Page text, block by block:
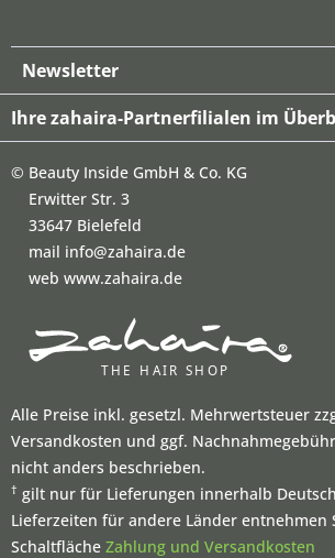
Newsletter
Ihre zahaira-Partnerfilialen im
© Beauty Inside GmbH & Co. KG
Erwitter Str. 3
33647 Bielefeld
mail info@zahaira.de
web www.zahaira.de
Alle Preise inkl. gesetzl. Mehrwertsteuer
Versandkosten und ggf.
nicht anders beschrieben.
† gilt nur für Lieferungen innerhalb
Lieferzeiten für andere Länder entnehmen
Schaltfläche Zahlung und Versandkosten